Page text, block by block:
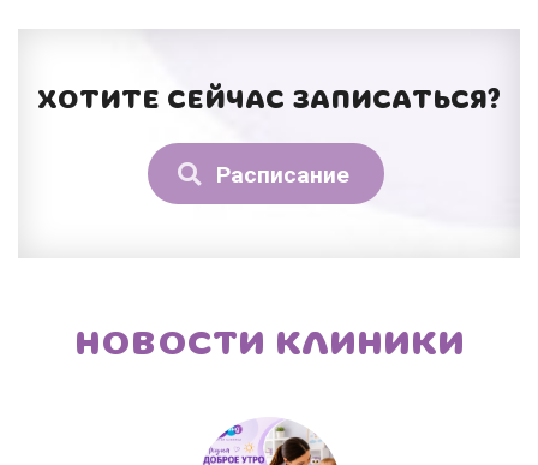
ХОТИТЕ СЕЙЧАС ЗАПИСАТЬСЯ?
Расписание
НОВОСТИ КЛИНИКИ